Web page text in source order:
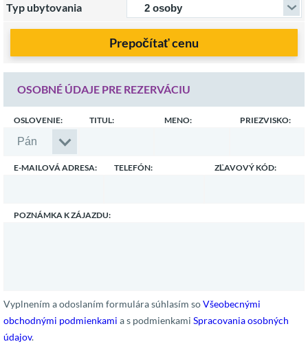
Typ ubytovania
Prepočítať cenu
OSOBNÉ ÚDAJE PRE REZERVÁCIU
OSLOVENIE: TITUL: MENO: PRIEZVISKO:
E-MAILOVÁ ADRESA: TELEFÓN: ZĽAVOVÝ KÓD:
POZNÁMKA K ZÁJAZDU:
Vyplnením a odoslaním formulára súhlasím soVšeobecnými
obchodnými podmienkami a s podmienkami Spracovania osobných
údajov.